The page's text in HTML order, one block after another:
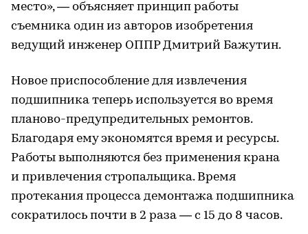
место», — объясняет принцип работы
съемника один из авторов изобретения
ведущий инженер ОППР Дмитрий Бажутин.
Новое приспособление для извлечения
подшипника теперь используется во время
планово-предупредительных ремонтов.
Благодаря ему экономятся время и ресурсы.
Работы выполняются без применения крана
и привлечения стропальщика. Время
протекания процесса демонтажа подшипника
сократилось почти в 2 раза — с 15 до 8 часов.